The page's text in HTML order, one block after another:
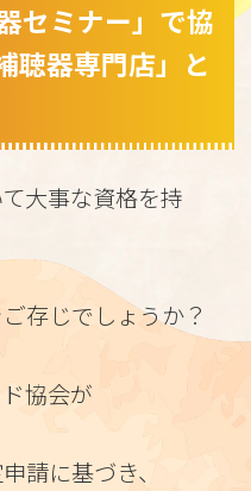
セミナー」で協
聴器専門店」と
大事な資格を持
存じでしょうか？
協会が
請に基づき、